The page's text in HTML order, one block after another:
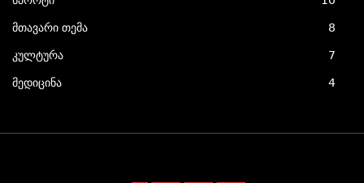
მთავარი თემა 8
კულტურა 7
მედიცინა 4